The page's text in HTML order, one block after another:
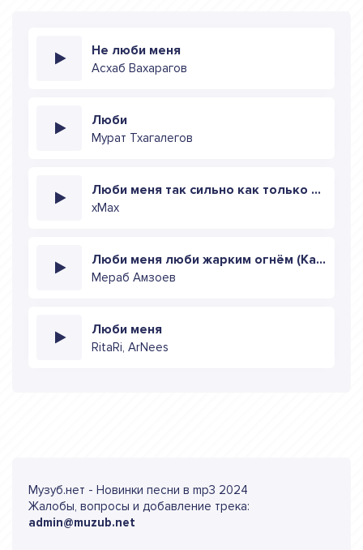
Не люби меня
Асхаб Вахарагов
Люби
Мурат Тхагалегов
Люби меня так сильно как только сможешь (Speed up)
xMax
Люби меня люби жарким огнём (Кавер)
Мераб Амзоев
Люби меня
RitaRi, ArNees
Музуб.нет - Новинки песни в mp3 2024
Жалобы, вопросы и добавление трека:
admin@muzub.net